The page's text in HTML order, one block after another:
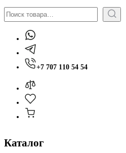
Поиск
+7 707 110 54 54
Каталог